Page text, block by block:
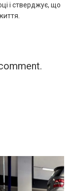
і стверджує, що